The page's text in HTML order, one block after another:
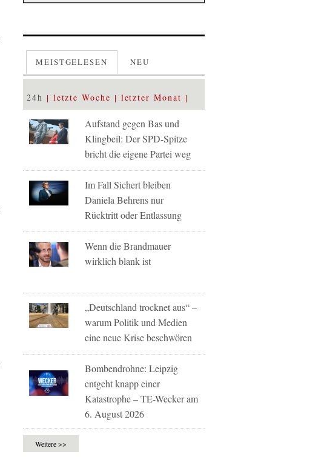
MEISTGELESEN NEU
24h letzte Woche letzter Monat
Aufstand gegen Bas und
Klingbeil: Der SPD-Spitze
bricht die eigene Partei weg
Im Fall Sichert bleiben
Daniela Behrens nur
Rücktritt oder Entlassung
Wenn die Brandmauer
wirklich blank ist
„Deutschland trocknet aus“ –
warum Politik und Medien
eine neue Krise beschwören
Bombendrohne: Leipzig
entgeht knapp einer
Katastrophe – TE-Wecker am
6. August 2026
Weitere >>